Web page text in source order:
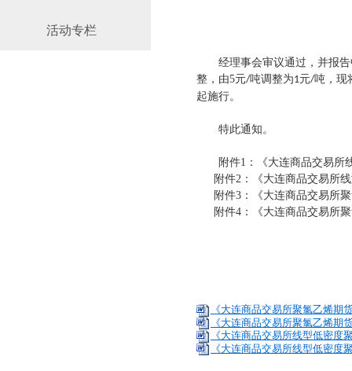
活动专栏
经理事会审议通过，并报告
整，由5元/吨调整为1元/吨，现
起施行。
特此通知。
附件1 ：《大连商品交易
附件2 ：《大连商品交易所
附件3 ：《大连商品交易所
附件4 ：《大连商品交易所
《大连商品交易所聚氯乙烯期
《大连商品交易所聚氯乙烯期
《大连商品交易所线型低密度
《大连商品交易所线型低密度